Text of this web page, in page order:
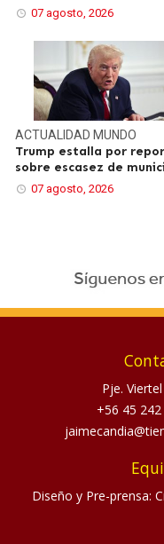
07 agosto, 2026
ACTUALIDADMUNDO
Trump estalla por
sobre escasez de
07 agosto, 2026
Pje.
+56 45
Diseño y Pre-prensa: